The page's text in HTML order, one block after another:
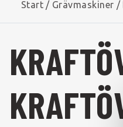
Start / Grävmaskiner /